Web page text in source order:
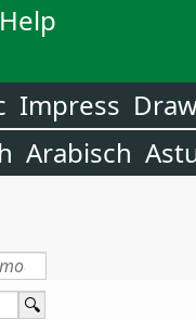
Impress
Arabisch